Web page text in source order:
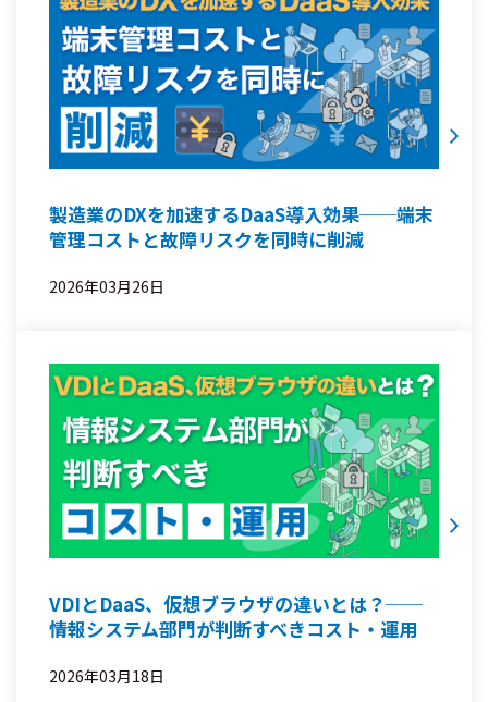
製造業のDXを加速するDaaS導入効果──端末
管理コストと故障リスクを同時に削減
2026年03月26日
VDIとDaaS、仮想ブラウザの違いとは？──
情報システム部門が判断すべきコスト・運用
2026年03月18日